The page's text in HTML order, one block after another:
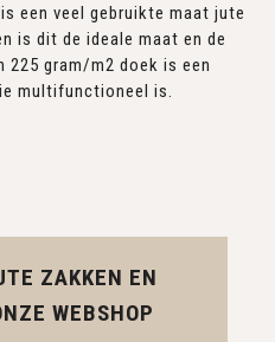
een veel gebruikte maat jute
is dit de ideale maat en de
gram/m2 doek is een
multifunctioneel is.
ZAKKEN EN
WEBSHOP